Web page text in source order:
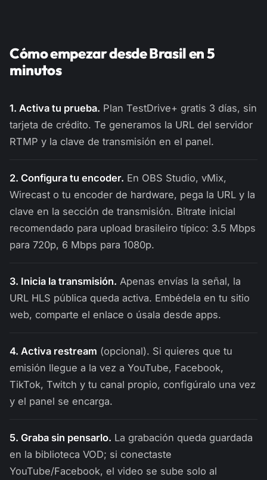
Cómo empezar desde Brasil en 5
minutos
1. Activa tu prueba. Plan TestDrive+ gratis 3 días, sin
tarjeta de crédito. Te generamos la URL del servidor
RTMP y la clave de transmisión en el panel.
2. Configura tu encoder. En OBS Studio, vMix,
Wirecast o tu encoder de hardware, pega la URL y la
clave en la sección de transmisión. Bitrate inicial
recomendado para upload brasileiro típico: 3.5 Mbps
para 720p, 6 Mbps para 1080p.
3. Inicia la transmisión. Apenas envías la señal, la
URL HLS pública queda activa. Embédela en tu sitio
web, comparte el enlace o úsala desde apps.
4. Activa restream (opcional). Si quieres que tu
emisión llegue a la vez a YouTube, Facebook,
TikTok, Twitch y tu canal propio, configúralo una vez
y el panel se encarga.
5. Graba sin pensarlo. La grabación queda guardada
en la biblioteca VOD; si conectaste
YouTube/Facebook, el video se sube solo al